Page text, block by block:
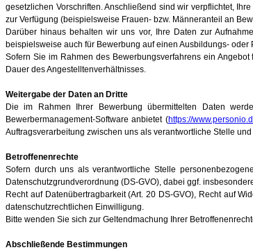
gesetzlichen Vorschriften. Anschließend sind wir verpflichtet,
zur Verfügung (beispielsweise Frauen- bzw. Männeranteil an
Darüber hinaus behalten wir uns vor, Ihre Daten zur
beispielsweise auch für Bewerbung auf einen Ausbildungs-
Sofern Sie im Rahmen des Bewerbungsverfahrens ein
Dauer des Angestelltenverhältnisses.
Weitergabe der Daten an Dritte
Die im Rahmen Ihrer Bewerbung übermittelten Daten
Bewerbermanagement-Software anbietet (https://
Auftragsverarbeitung zwischen uns als verantwortliche Stelle
Betroffenenrechte
Sofern durch uns als verantwortliche Stelle
Datenschutzgrundverordnung (DS-GVO), dabei ggf.
Recht auf Datenübertragbarkeit (Art. 20 DS-GVO), Recht auf
datenschutzrechtlichen Einwilligung.
Bitte wenden Sie sich zur Geltendmachung Ihrer
Abschließende Bestimmungen